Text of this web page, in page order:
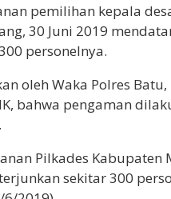
pemilihan kepala
30 Juni 2019
personelnya.
oleh Waka Polres
bahwa pengaman
Pilkades Kabupaten
sekitar 300